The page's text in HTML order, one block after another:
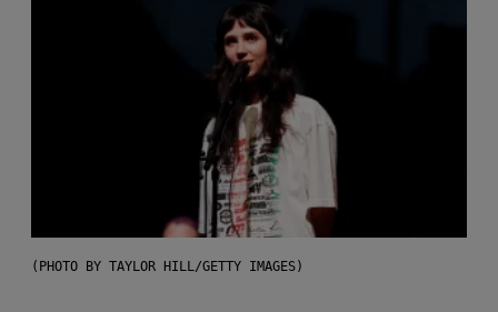
(PHOTO BY TAYLOR HILL/GETTY IMAGES)